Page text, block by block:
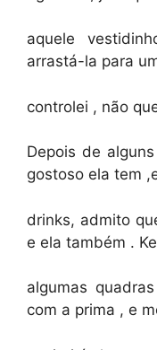
aquele
arrastá-la para
controlei , não
Depois de
gostoso ela tem
drinks, admito
e ela também .
algumas
com a prima , e